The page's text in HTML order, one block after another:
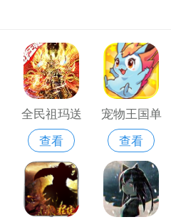
全民祖玛送
充版
查看
宠物王国单
机无限破解
版
查看